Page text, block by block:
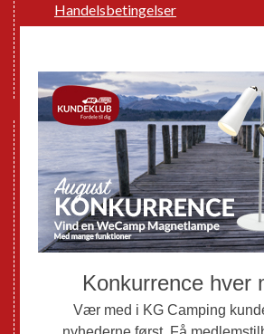
Handelsbetingelser
GPDR - Optagelse af foto og video
Nye Campingvogne
Nye Autocampere og Vans
Brugte Campingvogne
Brugte Autocampere og Vans
Webshop
Mortens Campingtips
KG Camping Kundeklub